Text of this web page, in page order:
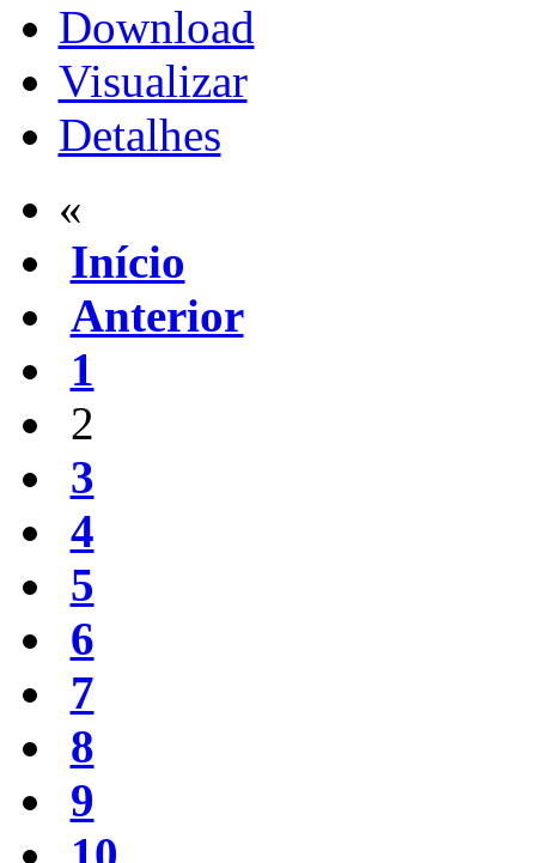
Download
Visualizar
Detalhes
«
Início
Anterior
1
2
3
4
5
6
7
8
9